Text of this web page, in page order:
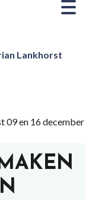
Lankhorst